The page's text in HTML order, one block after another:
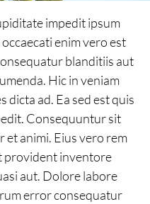
impedit ipsum
enim vero est
blanditiis aut
Hic in veniam
dicta ad. Ea sed est quis
Consequuntur sit
animi. Eius vero rem
provident inventore
aut. Dolore labore
error consequatur